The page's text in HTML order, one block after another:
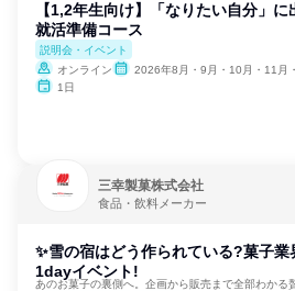
【1,2年生向け】「なりたい自分」
就活準備コース
説明会・イベント
オンライン
2026年8月・9月・10月・11月
1日
三幸製菓株式会社
食品・飲料メーカー
✨雪の宿はどう作られている?菓子業
1dayイベント!
あのお菓子の裏側へ。企画から販売まで全部わかる